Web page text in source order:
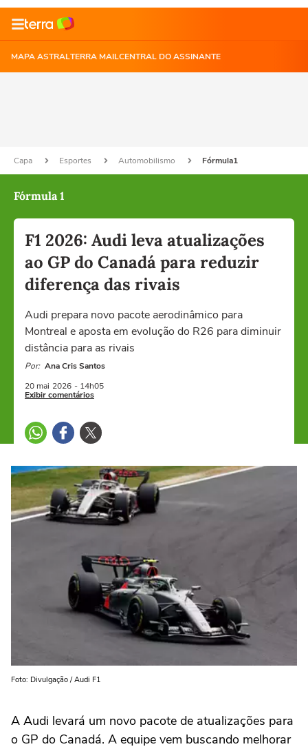
MAPA ASTRALTERRA MAILCENTRAL DO ASSINANTE
Capa Esportes Automobilismo Fórmula1
Fórmula 1
F1 2026: Audi leva atualizações
ao GP do Canadá para reduzir
diferença das rivais
Audi prepara novo pacote aerodinâmico para
Montreal e aposta em evolução do R26 para diminuir
distância para as rivais
Por: Ana Cris Santos
20 mai 2026 - 14h05
Exibir comentários
Foto: Divulgação / Audi F1
A Audi levará um novo pacote de atualizações para
o GP do Canadá. A equipe vem buscando melhorar